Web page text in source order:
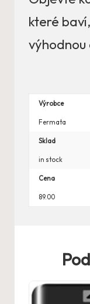
které
výhodnou
Výrobce
Fermata
Sklad
in stock
Cena
89.00